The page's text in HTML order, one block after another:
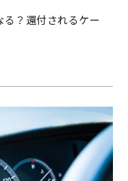
？還付されるケー